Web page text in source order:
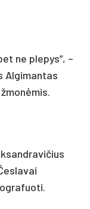
ne plepys”, –
Algimantas